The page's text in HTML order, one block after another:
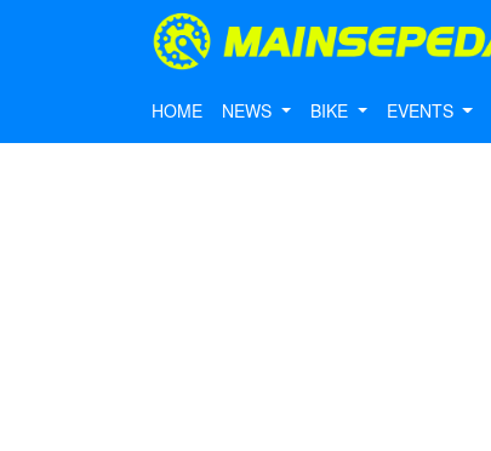
HOME NEWS BIKE EVENTS